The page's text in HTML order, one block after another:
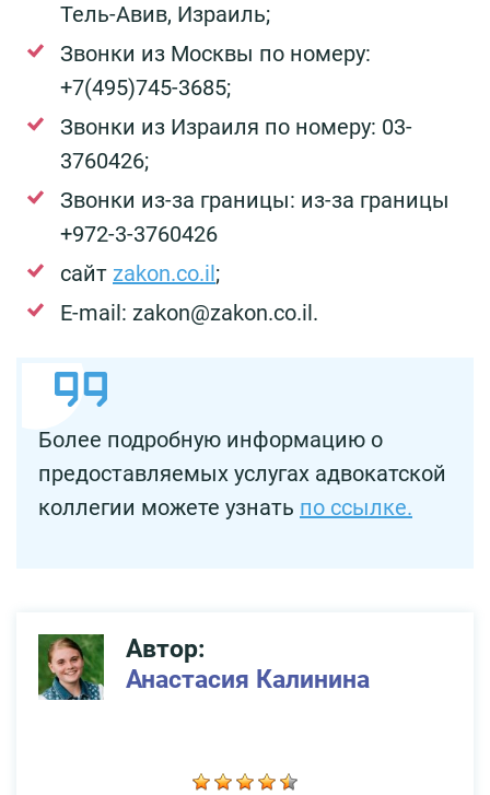
Тель-Авив, Израиль;
Звонки из Москвы по номеру:
+7(495)745-3685;
Звонки из Израиля по номеру: 03-
3760426;
Звонки из-за границы: из-за границы
+972-3-3760426
сайт zakon.co.il;
E-mail: zakon@zakon.co.il.
Более подробную информацию о
предоставляемых услугах адвокатской
коллегии можете узнать по ссылке.
Автор:
Анастасия Калинина